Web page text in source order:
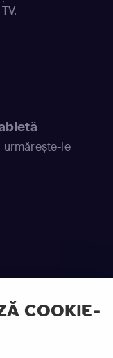
COOKIE-
urmărește-le